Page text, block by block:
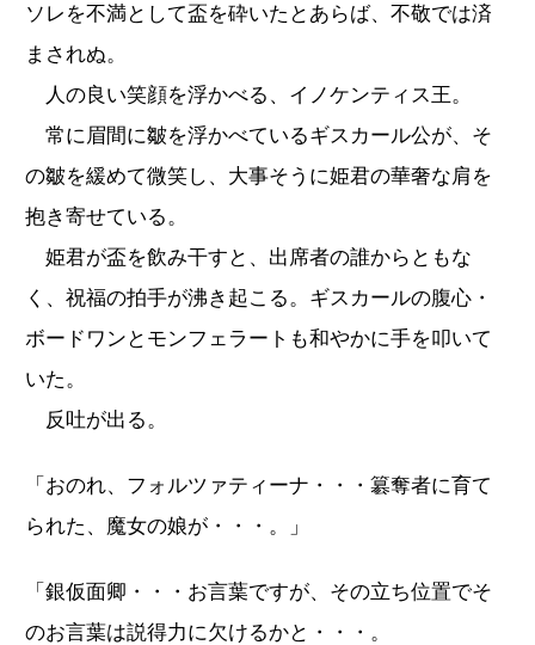
ソレを不満として盃を砕いたとあらば、不敬では済
まされぬ。
人の良い笑顔を浮かべる、イノケンティス王。
常に眉間に皺を浮かべているギスカール公が、そ
の皺を緩めて微笑し、大事そうに姫君の華奢な肩を
抱き寄せている。
姫君が盃を飲み干すと、出席者の誰からともな
く、祝福の拍手が沸き起こる。ギスカールの腹心・
ボードワンとモンフェラートも和やかに手を叩いて
いた。
反吐が出る。
「おのれ、フォルツァティーナ・・・簒奪者に育て
られた、魔女の娘が・・・。」
「銀仮面卿・・・お言葉ですが、その立ち位置でそ
のお言葉は説得力に欠けるかと・・・。